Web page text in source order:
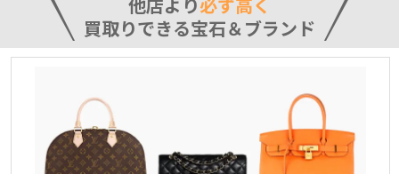
他店より必ず高く
買取りできる宝石＆ブランド